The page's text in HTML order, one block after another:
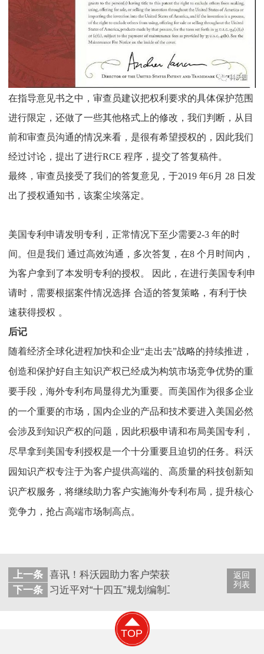
在指导意见书之中，审查员建议把权利要求的具体保护范围
进行限定，还做了一些其他格式上的修改，我们判断，从目
前和审查员沟通的情况来看，是很有希望授权的，因此我们
经过讨论，提出了进行RCE 程序，提交了答复稿件。
最终，审查员接受了我们的答复意见，于2019 年6月 28 日发
出了授权通知书，该案尘埃落定。
美国专利申请发明专利，正常情况下至少需要2-3 年的时
间。但是我们 通过高效沟通，多次答复，在8 个月时间内，
为客户拿到了本发明专利的授权。
因此，在进行美国专利申
请时，需要根据案件情况选择 合适的答复策略，有利于快
速获得授权 。
后记
随着经济全球化进程加快和企业“走出去”战略的持续推进，
创造和保护好自主知识产权已经成为构筑市场竞争优势的重
要手段，海外专利布局显得尤为重要。而美国作为很多企业
的一个重要的市场，国内企业的产品和技术要进入美国必然
会涉及到知识产权的问题，因此积极申请和布局美国专利，
尽早拿到美国专利授权是一个十分重要且迫切的任务。科沃
园知识产权专注于为客户提供高端的、高质量的科技创新知
识产权服务，将继续助力客户实施海外专利布局，提升核心
竞争力，抢占高端市场制高点。
返回
列表
上一条 喜讯！科沃园助力客户荣获中国建材与家居行业
下一条
习近平对“十四五”规划编制工作
TOP